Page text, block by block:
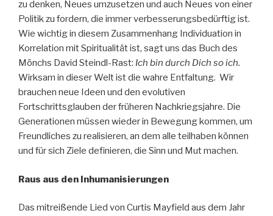
zu denken, Neues umzusetzen und auch Neues von einer
Politik zu fordern, die immer verbesserungsbedürftig ist.
Wie wichtig in diesem Zusammenhang Individuation in
Korrelation mit Spiritualität ist, sagt uns das Buch des
Mönchs David Steindl-Rast: Ich bin durch Dich so ich.
Wirksam in dieser Welt ist die wahre Entfaltung. Wir
brauchen neue Ideen und den evolutiven
Fortschrittsglauben der früheren Nachkriegsjahre. Die
Generationen müssen wieder in Bewegung kommen, um
Freundliches zu realisieren, an dem alle teilhaben können
und für sich Ziele definieren, die Sinn und Mut machen.
Raus aus den Inhumanisierungen
Das mitreißende Lied von Curtis Mayfield aus dem Jahr